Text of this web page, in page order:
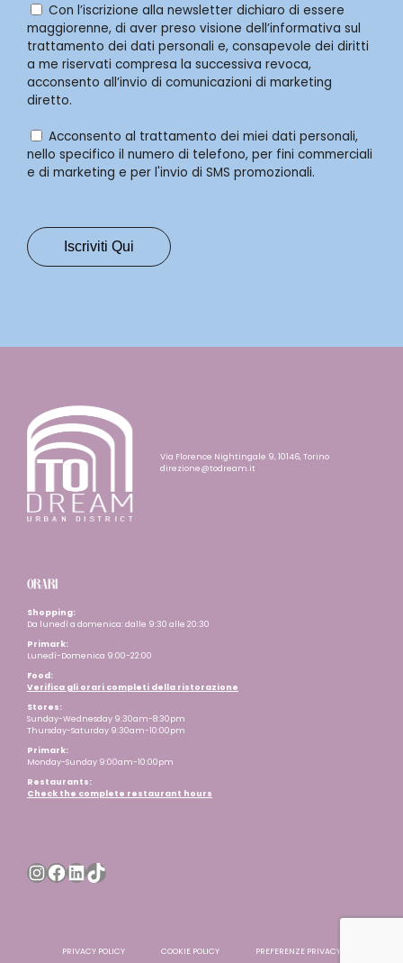
Con l’iscrizione alla newsletter dichiaro di essere
maggiorenne, di aver preso visione dell’informativa sul
trattamento dei dati personali e, consapevole dei diritti
a me riservati compresa la successiva revoca,
acconsento all’invio di comunicazioni di marketing
diretto.
Acconsento al trattamento dei miei dati personali,
nello specifico il numero di telefono, per fini commerciali
e di marketing e per l'invio di SMS promozionali.
Via Florence Nightingale 9, 10146, Torino
direzione@todream.it
ORARI
Shopping:
Da lunedì a domenica: dalle 9:30 alle 20:30
Primark:
Lunedì-Domenica 9:00-22:00
Food:
Verifica gli orari completi della ristorazione
Stores:
Sunday-Wednesday 9:30am-8:30pm
Thursday-Saturday 9:30am-10:00pm
Primark:
Monday-Sunday 9:00am-10:00pm
Restaurants:
Check the complete restaurant hours
PRIVACY POLICY COOKIE POLICY PREFERENZE PRIVACY
Instagram
Facebook
LinkedIn
TikTok